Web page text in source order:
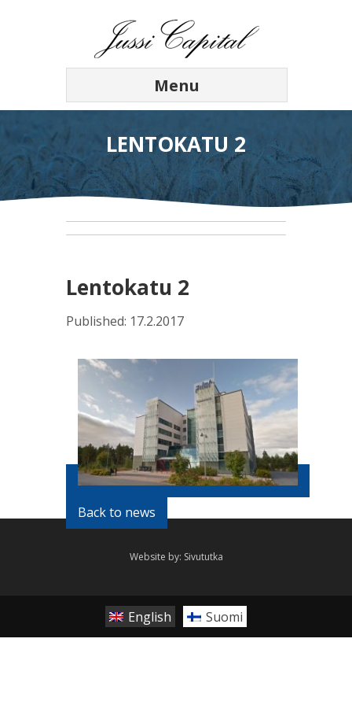
Menu
LENTOKATU 2
Lentokatu 2
Published: 17.2.2017
Back to news
Website by: Sivututka
English Suomi